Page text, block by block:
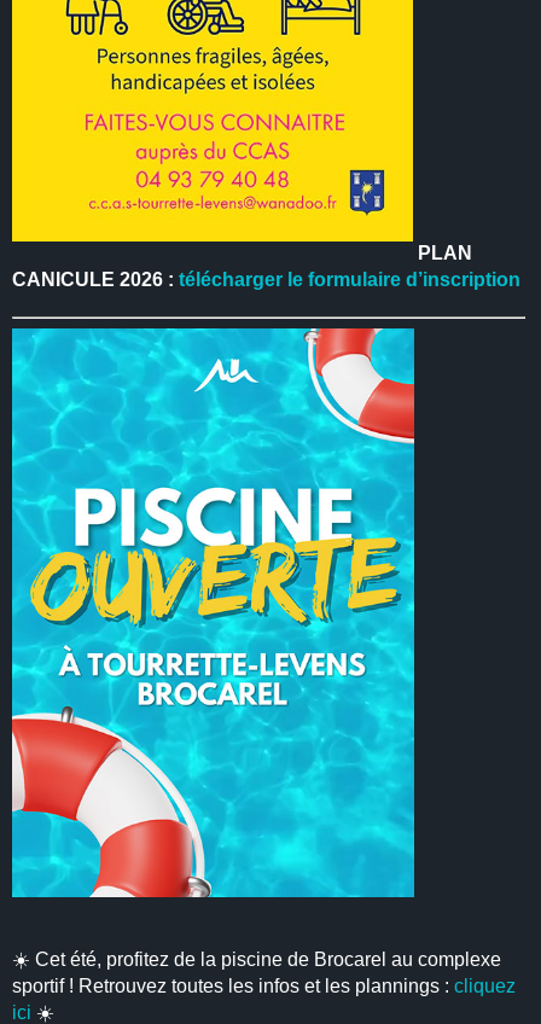
PLAN
CANICULE 2026 :télécharger le formulaire d’inscription
☀️ Cet été, profitez de la piscine de Brocarel au complexe
sportif ! Retrouvez toutes les infos et les plannings :cliquez
ici ☀️